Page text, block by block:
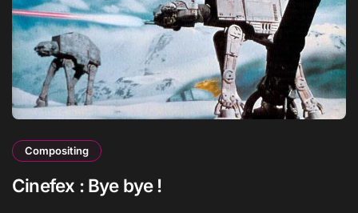
Compositing
Cinefex : Bye bye !